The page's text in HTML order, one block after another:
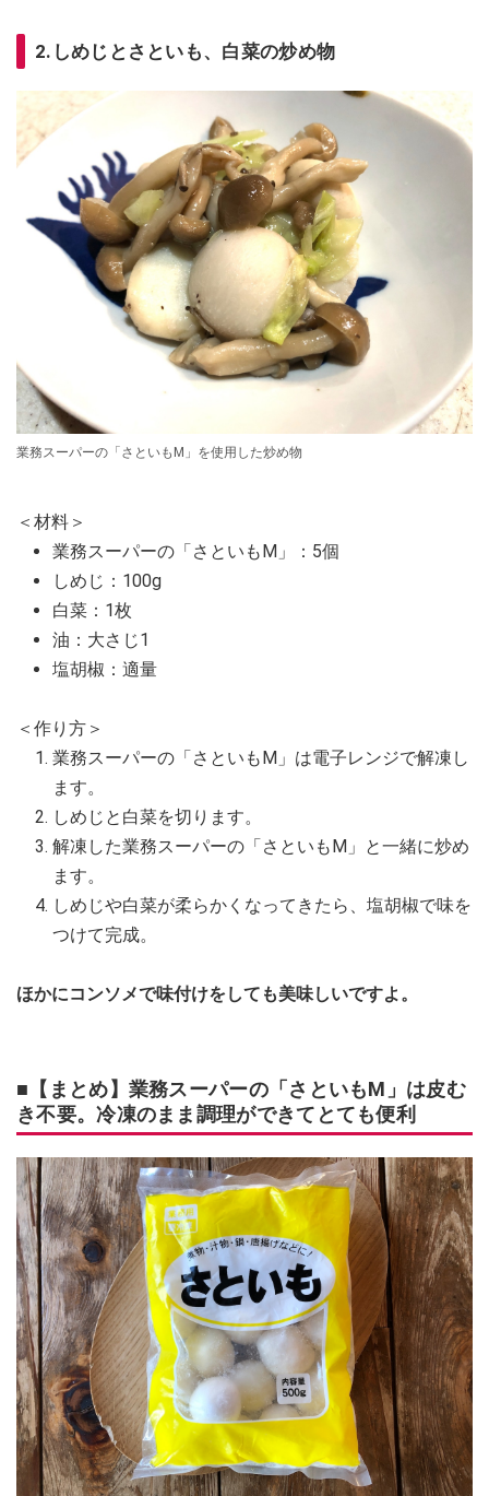
2.しめじとさといも、白菜の炒め物
業務スーパーの「さといもM」を使用した炒め物
＜材料＞
業務スーパーの「さといもM」：5個
しめじ：100g
白菜：1枚
油：大さじ1
塩胡椒：適量
＜作り方＞
業務スーパーの「さといもM」は電子レンジで解凍し
ます。
しめじと白菜を切ります。
解凍した業務スーパーの「さといもM」と一緒に炒め
ます。
しめじや白菜が柔らかくなってきたら、塩胡椒で味を
つけて完成。
ほかにコンソメで味付けをしても美味しいですよ。
■【まとめ】業務スーパーの「さといもM」は皮む
き不要。冷凍のまま調理ができてとても便利